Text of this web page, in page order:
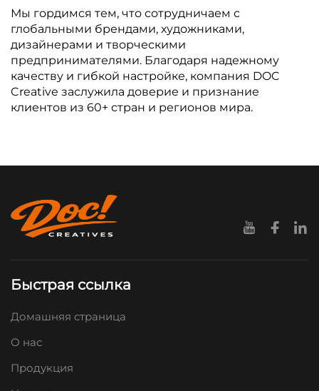
Мы гордимся тем, что сотрудничаем с
глобальными брендами, художниками,
дизайнерами и творческими
предпринимателями. Благодаря надежному
качеству и гибкой настройке, компания DOC
Creative заслужила доверие и признание
клиентов из 60+ стран и регионов мира.
Быстрая ссылка
Домашняя страница
О нас
Продукция